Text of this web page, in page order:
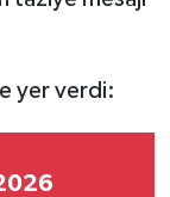
yer verdi: